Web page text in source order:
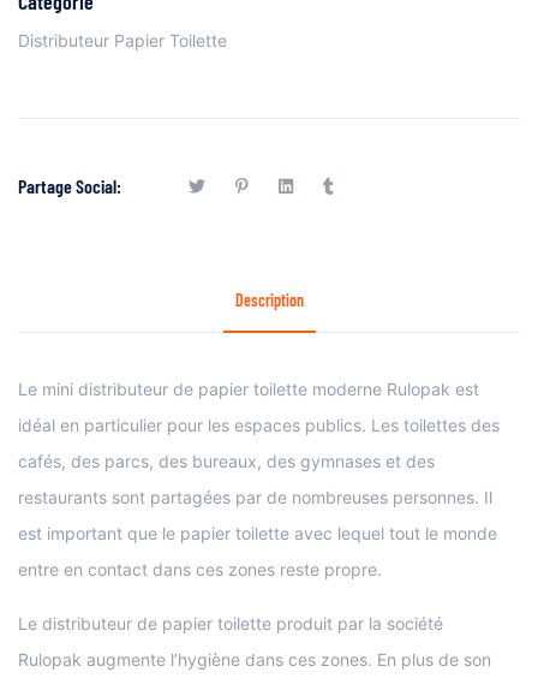
Distributeur Papier Toilette
Partage Social:
Description
Le mini distributeur de papier toilette moderne Rulopak est
idéal en particulier pour les espaces publics. Les toilettes des
cafés, des parcs, des bureaux, des gymnases et des
restaurants sont partagées par de nombreuses personnes. Il
est important que le papier toilette avec lequel tout le monde
entre en contact dans ces zones reste propre.
Le distributeur de papier toilette produit par la société
Rulopak augmente l’hygiène dans ces zones. En plus de son